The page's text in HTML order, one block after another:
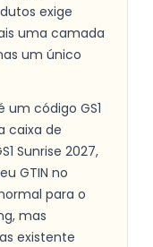
exige
uma camada
um único
um código GS1
caixa de
Sunrise 2027,
GTIN no
para o
mas
existente